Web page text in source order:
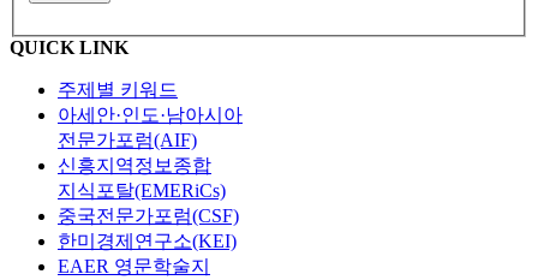
QUICK LINK
주제별 키워드
아세안·인도·남아시아
전문가포럼(AIF)
신흥지역정보종합
지식포탈(EMERiCs)
중국전문가포럼(CSF)
한미경제연구소(KEI)
EAER 영문학술지